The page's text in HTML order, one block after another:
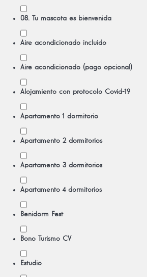
08. Tu mascota es bienvenida
Aire acondicionado incluido
Aire acondicionado (pago opcional)
Alojamiento con protocolo Covid-19
Apartamento 1 dormitorio
Apartamento 2 dormitorios
Apartamento 3 dormitorios
Apartamento 4 dormitorios
Benidorm Fest
Bono Turismo CV
Estudio